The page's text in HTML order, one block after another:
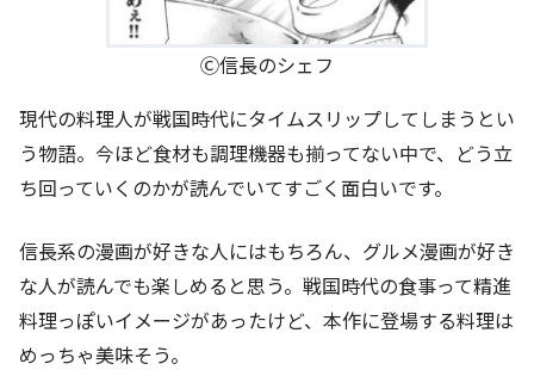
Ⓒ信長のシェフ
現代の料理人が戦国時代にタイムスリップしてしまうとい
う物語。今ほど食材も調理機器も揃ってない中で、どう立
ち回っていくのかが読んでいてすごく面白いです。
信長系の漫画が好きな人にはもちろん、グルメ漫画が好き
な人が読んでも楽しめると思う。戦国時代の食事って精進
料理っぽいイメージがあったけど、本作に登場する料理は
めっちゃ美味そう。